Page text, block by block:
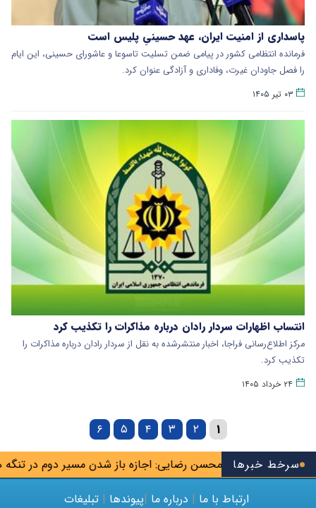
سرخط خبرهامحسن رضایی: اجازه باز شدن مسیر دوم در تنگه هرمز تیم
پاسداری از امنیت ایران، عهد حسینیِ پلیس است
فرمانده انتظامی کشور در پیامی ضمن تسلیت تاسوعا و عاشورای حسینی، این ایام
را فصل جاودان غیرت، وفاداری و آزادگی عنوان کرد.
۰۳ تیر ۱۴۰۵
انتساب اظهارات سردار رادان درباره مذاکرات را تکذیب کرد
مرکز اطلاع‌رسانی فراجا، اخبار منتشرشده به نقل از سردار رادان درباره مذاکرات را
تکذیب کرد.
۲۴ خرداد ۱۴۰۵
۱ ۲ ۳ ۴ ۵ ۶
ارتباط با ما | درباره ما |پیوندها | تبلیغات